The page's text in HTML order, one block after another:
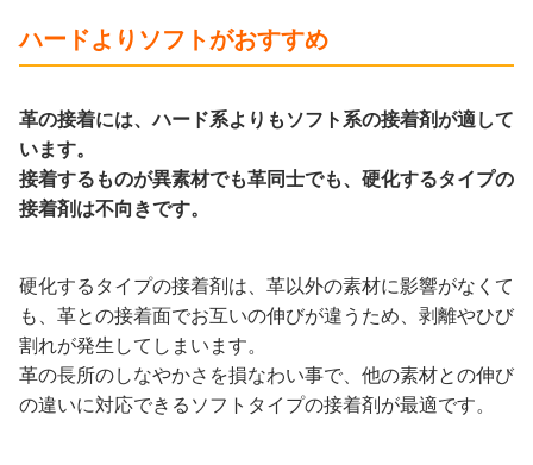
ハードよりソフトがおすすめ
革の接着には、ハード系よりもソフト系の接着剤が適して
います。
接着するものが異素材でも革同士でも、硬化するタイプの
接着剤は不向きです。
硬化するタイプの接着剤は、革以外の素材に影響がなくて
も、革との接着面でお互いの伸びが違うため、剥離やひび
割れが発生してしまいます。
革の長所のしなやかさを損なわい事で、他の素材との伸び
の違いに対応できるソフトタイプの接着剤が最適です。